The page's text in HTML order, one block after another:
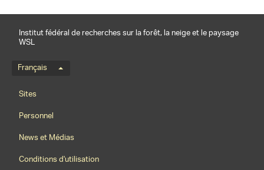
Institut fédéral de recherches sur la forêt, la neige et le paysage
WSL
Menu de langue
Français
Footernavigation
Sites
Personnel
News et Médias
Conditions d'utilisation